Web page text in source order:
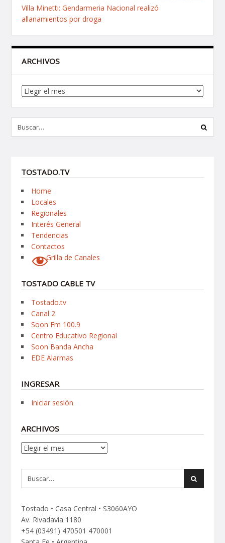
Villa Minetti: Gendarmeria Nacional realizó
allanamientos por droga
ARCHIVOS
Archivos
TOSTADO.TV
Home
Locales
Regionales
Interés General
Tendencias
Contactos
Grilla de Canales
TOSTADO CABLE TV
Tostado.tv
Canal 2
Soon Fm 100.9
Centro Educativo Regional
Soon Banda Ancha
EDE Alarmas
INGRESAR
Iniciar sesión
ARCHIVOS
Archivos
Tostado • Casa Central • S3060AYO
Av. Rivadavia 1180
+54 (03491) 470501 470001